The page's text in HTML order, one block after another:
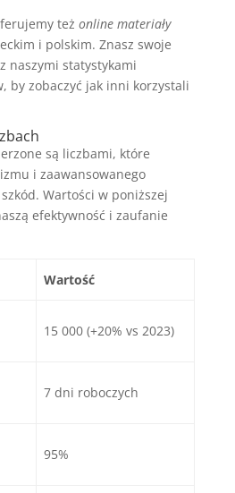
też online materiały
i polskim. Znasz swoje
naszymi statystykami
by zobaczyć jak inni korzystali
są liczbami, które
i zaawansowanego
Wartości w poniższej
efektywność i zaufanie
Wartość
15 000 (+20% vs 2023)
7 dni roboczych
95%